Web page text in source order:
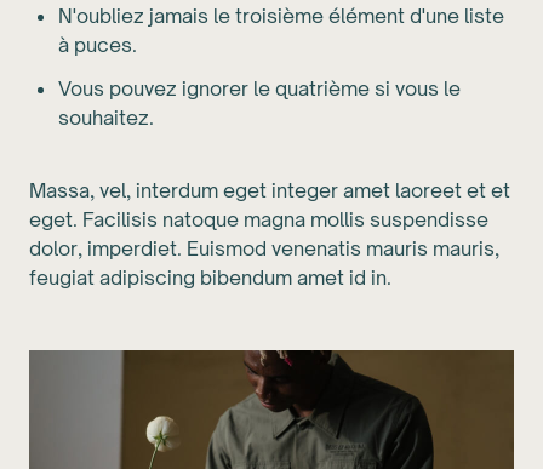
N'oubliez jamais le troisième élément d'une liste
à puces.
Vous pouvez ignorer le quatrième si vous le
souhaitez.
Massa, vel, interdum eget integer amet laoreet et et
eget. Facilisis natoque magna mollis suspendisse
dolor, imperdiet. Euismod venenatis mauris mauris,
feugiat adipiscing bibendum amet id in.